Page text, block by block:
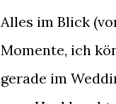
Alles im Blick
Momente, ich
gerade im